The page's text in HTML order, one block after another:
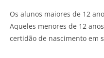
Os alunos maiores de 12
Aqueles menores de 12
certidão de nascimento em